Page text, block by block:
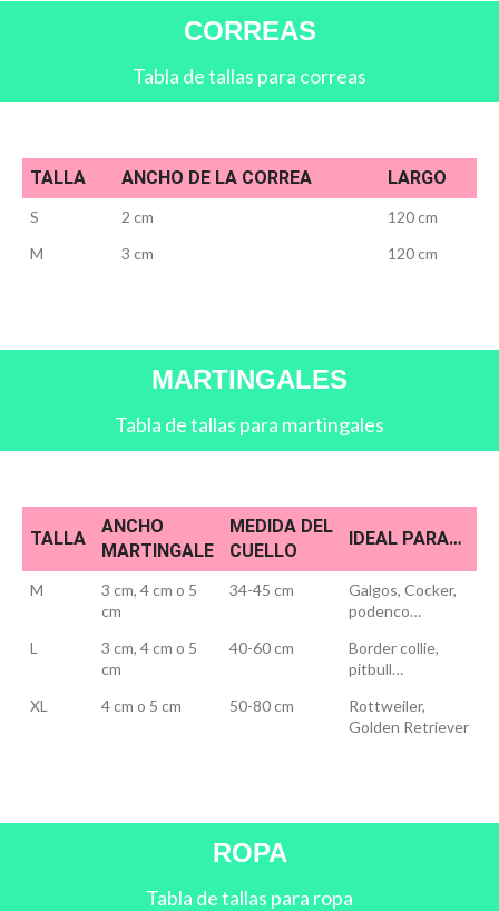
CORREAS
Tabla de tallas para correas
TALLA ANCHO DE LA CORREA LARGO
S 2 cm
120 cm
M
3 cm 120 cm
MARTINGALES
Tabla de tallas para martingales
TALLA
ANCHO
MARTINGALE
MEDIDA DEL
CUELLO
IDEAL PARA…
M
3 cm, 4 cm o 5
cm
34-45 cm
Galgos, Cocker,
podenco…
L
3 cm, 4 cm o 5
cm
40-60 cm
Border collie,
pitbull…
XL
4 cm o 5 cm 50-80 cm
Rottweiler,
Golden Retriever
ROPA
Tabla de tallas para ropa